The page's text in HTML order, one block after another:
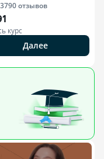
3790отзывов
курс
Далее